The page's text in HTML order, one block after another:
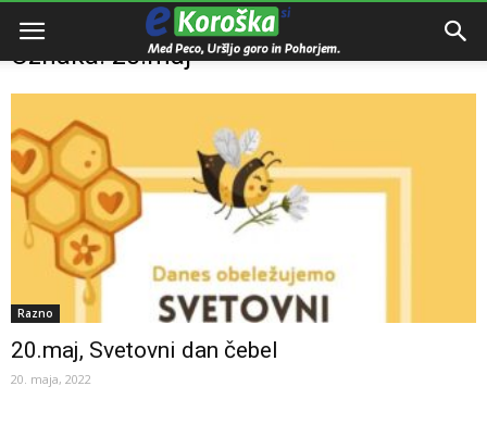
Domov 20.maj
Oznaka: 20.maj
Razno
20.maj, Svetovni dan čebel
20. maja, 2022